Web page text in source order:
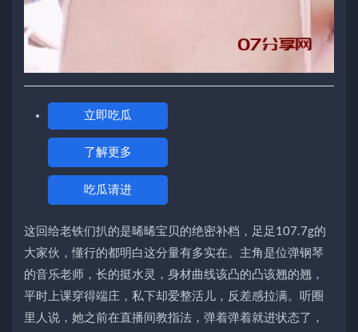
立即吃瓜
了解更多
吃瓜请进
这回给老铁们扒的是晞晞宝贝的绝密补档，足足107.7g的
大家伙，懂行的都明白这分量有多实在。主角是位弹钢琴
的音乐老师，长的挺水灵，身材曲线该凸的凸该翘的翘，
平时上课穿得端庄，私下却爱整活儿，反差感拉满。听圈
里人说，她之前在直播间教指法，弹着弹着就进状态了，